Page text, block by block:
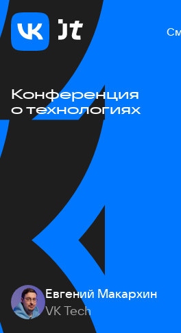
Конференция
о технологиях
Евгений Макархин
VK Tech